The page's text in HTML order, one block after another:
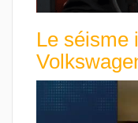
Le séisme